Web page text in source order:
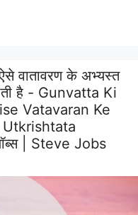
वातावरण के अभ्यस्त
है - Gunvatta Ki
Vatavaran Ke
| Steve Jobs